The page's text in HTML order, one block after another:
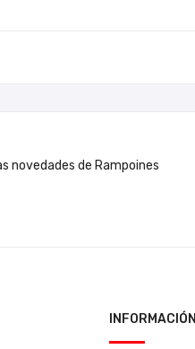
novedades de Rampoines
INFORMACIÓN